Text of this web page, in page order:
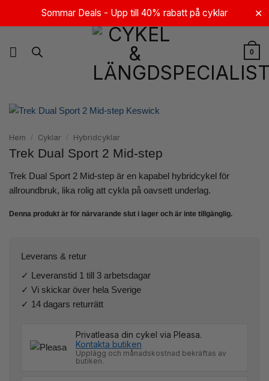
Sommar Deals - Upp till 40% rabatt på cyklar ✕
0
Hem / Cyklar / Hybridcyklar
Trek Dual Sport 2 Mid-step
Trek Dual Sport 2 Mid-step är en kapabel hybridcykel för
allroundbruk, lika rolig att cykla på oavsett underlag.
Denna produkt är för närvarande slut i lager och är inte tillgänglig.
Leverans & retur
✓ Leveranstid 1 till 3 arbetsdagar
✓ Vi skickar över hela Sverige
✓ 14 dagars returrätt
Privatleasa din cykel via Pleasa.
Kontakta butiken
Upplägg och månadskostnad bekräftas av
butiken.